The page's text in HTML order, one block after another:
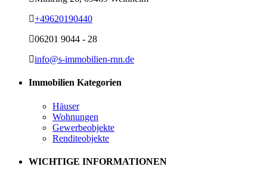
+49620190440
06201 9044 - 28
info@s-immobilien-rnn.de
Immobilien Kategorien
Häuser
Wohnungen
Gewerbeobjekte
Renditeobjekte
WICHTIGE INFORMATIONEN